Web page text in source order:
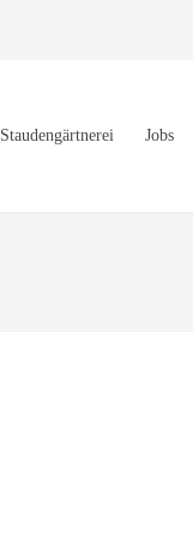
Staudengärtnerei Jobs